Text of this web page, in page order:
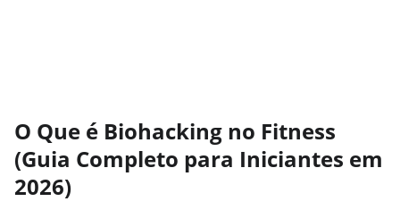
O Que é Biohacking no Fitness
(Guia Completo para Iniciantes em
2026)